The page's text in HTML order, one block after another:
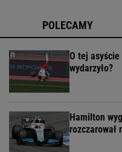
POLECAMY
O tej asyście
wydarzyło?
Hamilton
rozczarował